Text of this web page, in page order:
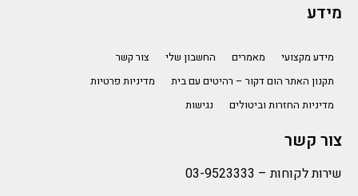
מידע
מידע מקצועי מאמרים החשבון שלי
צור קשר
תקנון האתר הום דקור – רהיטים עם בית
מדיניות פרטיות
מדיניות החזרות וביטולים
נגישות
צור קשר
שירות לקוחות – 03-9523333